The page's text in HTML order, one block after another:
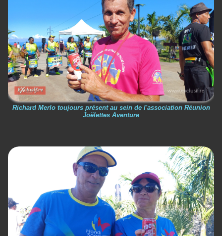
Richard Merlo toujours présent au sein de l'association Réunion
Joëlettes Aventure